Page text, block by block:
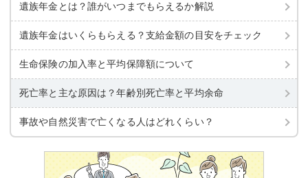
遺族年金とは？誰がいつまでもらえるか解説
遺族年金はいくらもらえる？支給金額の目安をチェック
生命保険の加入率と平均保障額について
死亡率と主な原因は？年齢別死亡率と平均余命
事故や自然災害で亡くなる人はどれくらい？